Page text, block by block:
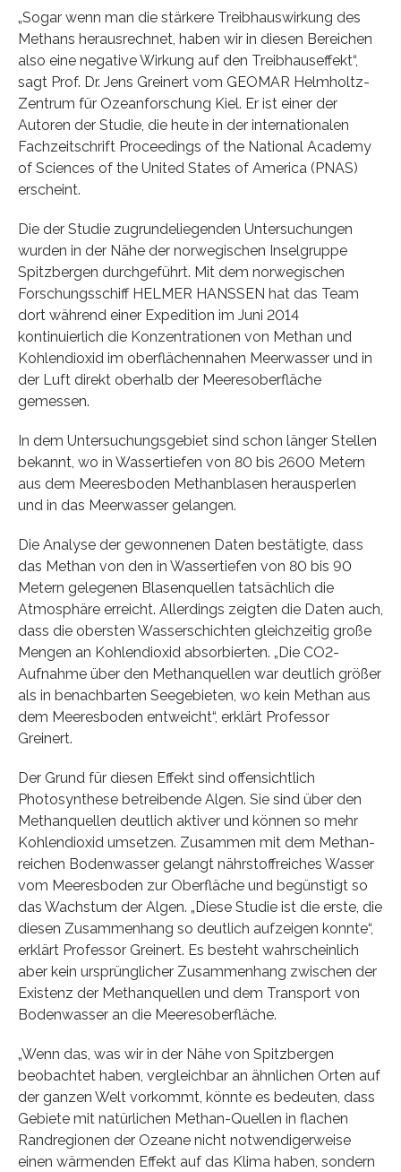
„Sogar wenn man die stärkere Treibhauswirkung des
Methans herausrechnet, haben wir in diesen Bereichen
also eine negative Wirkung auf den Treibhauseffekt“,
sagt Prof. Dr. Jens Greinert vom GEOMAR Helmholtz-
Zentrum für Ozeanforschung Kiel. Er ist einer der
Autoren der Studie, die heute in der internationalen
Fachzeitschrift Proceedings of the National Academy
of Sciences of the United States of America (PNAS)
erscheint.
Die der Studie zugrundeliegenden Untersuchungen
wurden in der Nähe der norwegischen Inselgruppe
Spitzbergen durchgeführt. Mit dem norwegischen
Forschungsschiff HELMER HANSSEN hat das Team
dort während einer Expedition im Juni 2014
kontinuierlich die Konzentrationen von Methan und
Kohlendioxid im oberflächennahen Meerwasser und in
der Luft direkt oberhalb der Meeresoberfläche
gemessen.
In dem Untersuchungsgebiet sind schon länger Stellen
bekannt, wo in Wassertiefen von 80 bis 2600 Metern
aus dem Meeresboden Methanblasen herausperlen
und in das Meerwasser gelangen.
Die Analyse der gewonnenen Daten bestätigte, dass
das Methan von den in Wassertiefen von 80 bis 90
Metern gelegenen Blasenquellen tatsächlich die
Atmosphäre erreicht. Allerdings zeigten die Daten auch,
dass die obersten Wasserschichten gleichzeitig große
Mengen an Kohlendioxid absorbierten. „Die CO2-
Aufnahme über den Methanquellen war deutlich größer
als in benachbarten Seegebieten, wo kein Methan aus
dem Meeresboden entweicht“, erklärt Professor
Greinert.
Der Grund für diesen Effekt sind offensichtlich
Photosynthese betreibende Algen. Sie sind über den
Methanquellen deutlich aktiver und können so mehr
Kohlendioxid umsetzen. Zusammen mit dem Methan-
reichen Bodenwasser gelangt nährstoffreiches Wasser
vom Meeresboden zur Oberfläche und begünstigt so
das Wachstum der Algen. „Diese Studie ist die erste, die
diesen Zusammenhang so deutlich aufzeigen konnte“,
erklärt Professor Greinert. Es besteht wahrscheinlich
aber kein ursprünglicher Zusammenhang zwischen der
Existenz der Methanquellen und dem Transport von
Bodenwasser an die Meeresoberfläche.
„Wenn das, was wir in der Nähe von Spitzbergen
beobachtet haben, vergleichbar an ähnlichen Orten auf
der ganzen Welt vorkommt, könnte es bedeuten, dass
Gebiete mit natürlichen Methan-Quellen in flachen
Randregionen der Ozeane nicht notwendigerweise
einen wärmenden Effekt auf das Klima haben, sondern